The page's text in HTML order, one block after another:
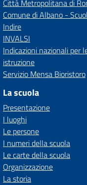
Città Metropolitana di
Comune di Albano -
Indire
INVALSI
Indicazioni nazionali per
istruzione
Servizio Mensa Bioristoro
La scuola
Presentazione
I luoghi
Le persone
I numeri della scuola
Le carte della scuola
Organizzazione
La storia